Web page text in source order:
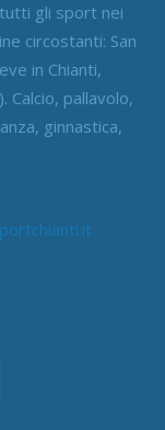
gli sport nei
circostanti: San
in Chianti,
Calcio, pallavolo,
ginnastica,